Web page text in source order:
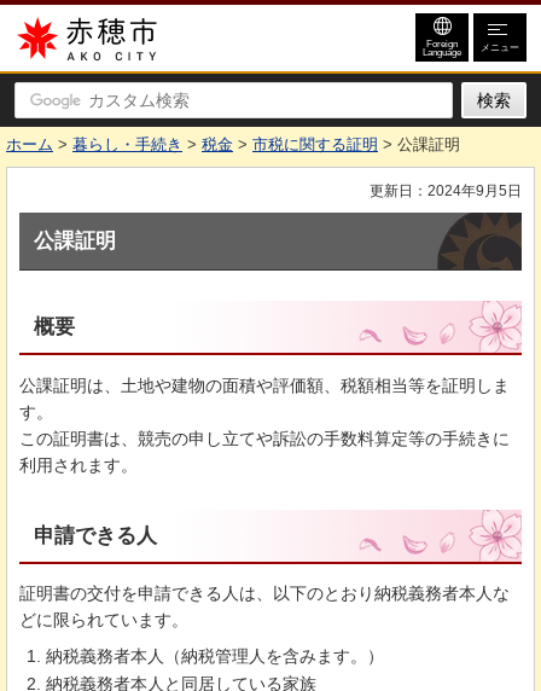
赤穂市
Foreign
Language メニュー
ホーム > 暮らし・手続き > 税金 > 市税に関する証明 > 公課証明
更新日：2024年9月5日
公課証明
概要
公課証明は、土地や建物の面積や評価額、税額相当等を証明しま
す。
この証明書は、競売の申し立てや訴訟の手数料算定等の手続きに
利用されます。
申請できる人
証明書の交付を申請できる人は、以下のとおり納税義務者本人な
どに限られています。
納税義務者本人（納税管理人を含みます。）
納税義務者本人と同居している家族